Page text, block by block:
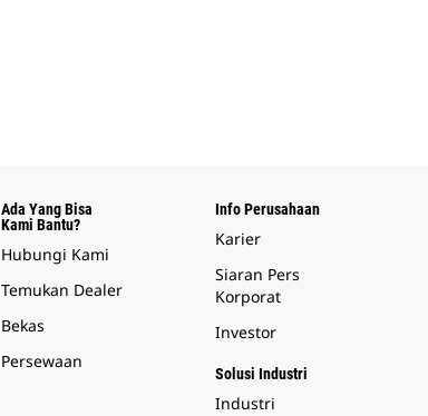
Ada Yang Bisa
Kami Bantu?
Hubungi Kami
Temukan Dealer
Bekas
Persewaan
Info Perusahaan
Karier
Siaran Pers
Korporat
Investor
Solusi Industri
Industri